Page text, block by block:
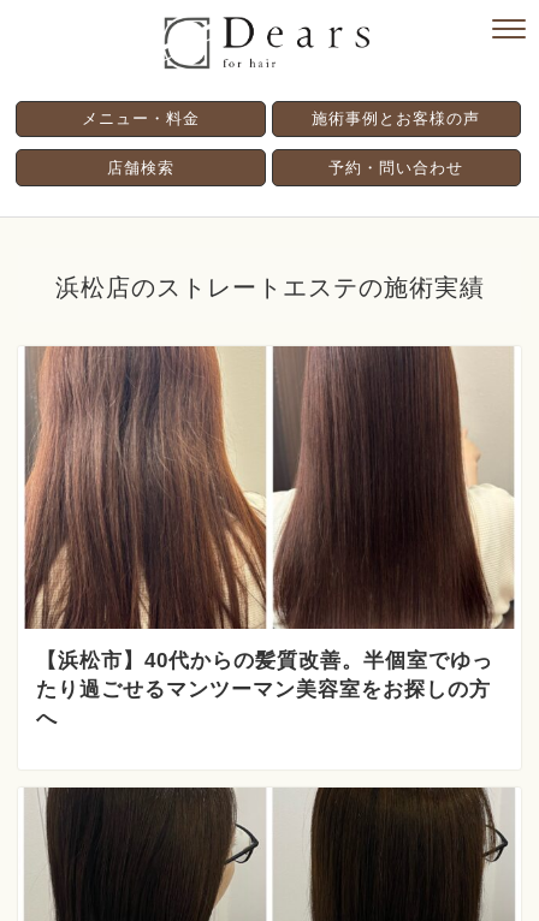
メニュー・料金 施術事例とお客様の声
店舗検索 予約・問い合わせ
浜松店のストレートエステの施術実績
【浜松市】40代からの髪質改善。半個室でゆっ
たり過ごせるマンツーマン美容室をお探しの方
へ